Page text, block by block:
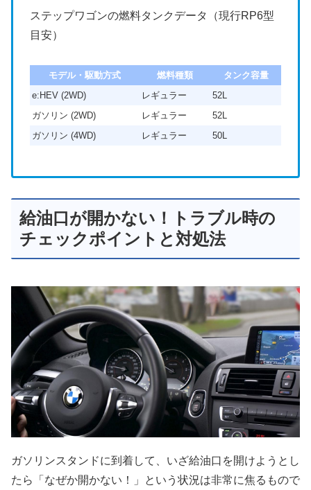
ステップワゴンの燃料タンクデータ（現行RP6型
目安）
モデル・駆動方式 燃料種類
タンク容量
e:HEV (2WD)
レギュラー
52L
ガソリン (2WD)
レギュラー
52L
ガソリン (4WD)
レギュラー 50L
給油口が開かない！トラブル時の
チェックポイントと対処法
ガソリンスタンドに到着して、いざ給油口を開けようとし
たら「なぜか開かない！」という状況は非常に焦るもので